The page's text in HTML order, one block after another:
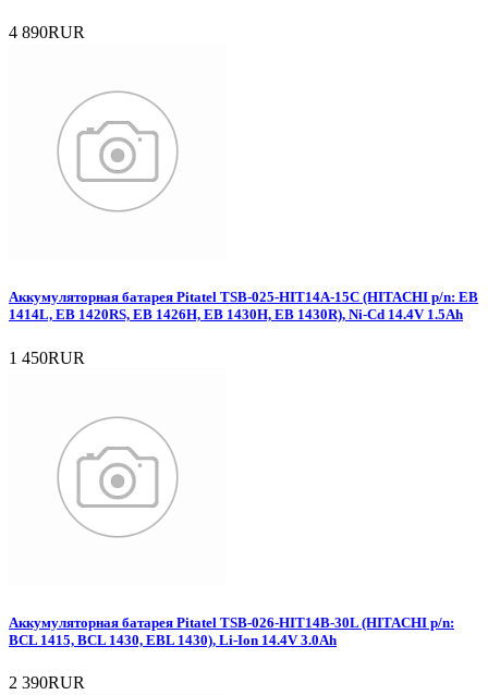
4 890RUR
Аккумуляторная батарея Pitatel TSB-025-HIT14A-15C (HITACHI p/n: EB
1414L, EB 1420RS, EB 1426H, EB 1430H, EB 1430R), Ni-Cd 14.4V 1.5Ah
1 450RUR
Аккумуляторная батарея Pitatel TSB-026-HIT14B-30L (HITACHI p/n:
BCL 1415, BCL 1430, EBL 1430), Li-Ion 14.4V 3.0Ah
2 390RUR